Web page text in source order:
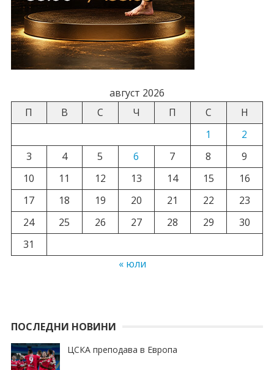
август 2026
П
В С Ч П С
Н
1
2
3
4 5 6 7 8
9
10
11 12 13 14 15
16
17
18 19 20 21 22
23
24
25 26 27 28 29
30
31
« юли
ПОСЛЕДНИ НОВИНИ
ЦСКА преподава в Европа